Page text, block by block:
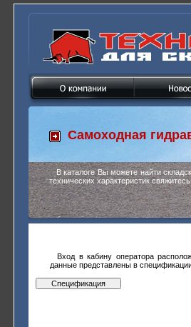
Самоходная
В каталоге Вы можете найти
технических характеристик
Вход в кабину оператора
данные представлены в
Спецификация